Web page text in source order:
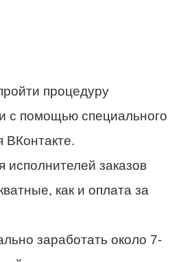
процедуру
с помощью специального
ВКонтакте.
исполнителей заказов
как и оплата за
заработать около 7-